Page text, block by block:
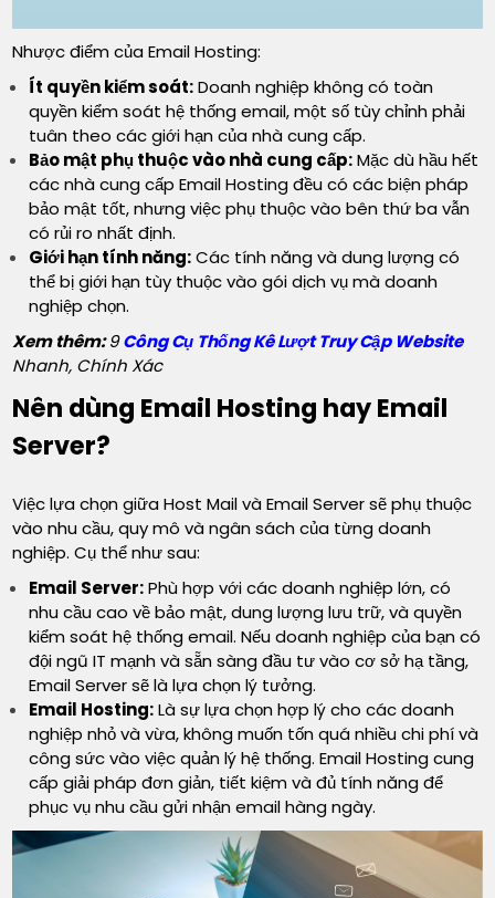
Nhược điểm của Email Hosting:
Ít quyền kiểm soát:Doanh nghiệp không có toàn
quyền kiểm soát hệ thống email, một số tùy chỉnh phải
tuân theo các giới hạn của nhà cung cấp.
Bảo mật phụ thuộc vào nhà cung cấp:Mặc dù hầu hết
các nhà cung cấp Email Hosting đều có các biện pháp
bảo mật tốt, nhưng việc phụ thuộc vào bên thứ ba vẫn
có rủi ro nhất định.
Giới hạn tính năng:Các tính năng và dung lượng có
thể bị giới hạn tùy thuộc vào gói dịch vụ mà doanh
nghiệp chọn.
Xem thêm:9Công Cụ Thống Kê Lượt Truy Cập Website
Nhanh, Chính Xác
Nên dùng Email Hosting hay Email
Server?
Việc lựa chọn giữa Host Mail và Email Server sẽ phụ thuộc
vào nhu cầu, quy mô và ngân sách của từng doanh
nghiệp. Cụ thể như sau:
Email Server:Phù hợp với các doanh nghiệp lớn, có
nhu cầu cao về bảo mật, dung lượng lưu trữ, và quyền
kiểm soát hệ thống email. Nếu doanh nghiệp của bạn có
đội ngũ IT mạnh và sẵn sàng đầu tư vào cơ sở hạ tầng,
Email Server sẽ là lựa chọn lý tưởng.
Email Hosting:Là sự lựa chọn hợp lý cho các doanh
nghiệp nhỏ và vừa, không muốn tốn quá nhiều chi phí và
công sức vào việc quản lý hệ thống. Email Hosting cung
cấp giải pháp đơn giản, tiết kiệm và đủ tính năng để
phục vụ nhu cầu gửi nhận email hàng ngày.